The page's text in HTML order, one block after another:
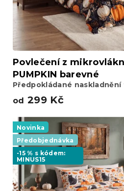
Povlečení z
PUMPKIN barevné
Předpokládané naskladnění
od 299 Kč
Novinka
Předobjednávka
-15 % s kódem:
MINUS15